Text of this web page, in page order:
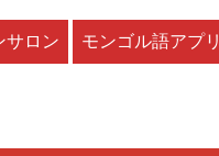
サロン モンゴル語アプリ